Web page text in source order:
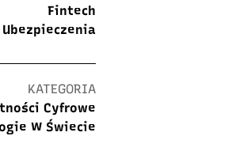
Fintech
KATEGORIA
Cyfrowe
W Świecie